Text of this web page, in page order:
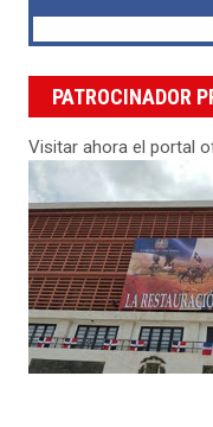
PATROCINADOR
Visitar ahora el portal